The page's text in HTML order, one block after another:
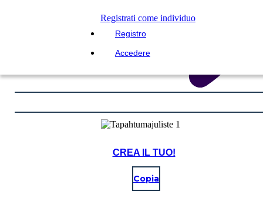
Registrati come individuo
Registro
Accedere
CREA IL TUO!
Copia